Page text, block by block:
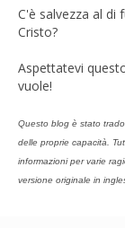
C'è salvezza al di
Cristo?
Aspettatevi
vuole!
Questo blog è stato
delle proprie capacità.
informazioni per varie
versione originale in